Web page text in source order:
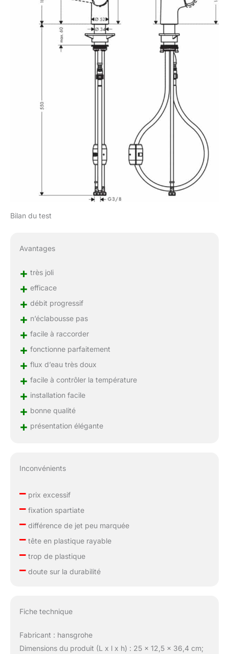
Bilan du test
Avantages
+ très joli
+ efficace
+ débit progressif
+ n’éclabousse pas
+ facile à raccorder
+ fonctionne parfaitement
+ flux d’eau très doux
+ facile à contrôler la température
+ installation facile
+ bonne qualité
+ présentation élégante
Inconvénients
–prix excessif
–fixation spartiate
–différence de jet peu marquée
–tête en plastique rayable
–trop de plastique
–doute sur la durabilité
Fiche technique
Fabricant : hansgrohe
Dimensions du produit (L x l x h) : 25 x 12,5 x 36,4 cm;